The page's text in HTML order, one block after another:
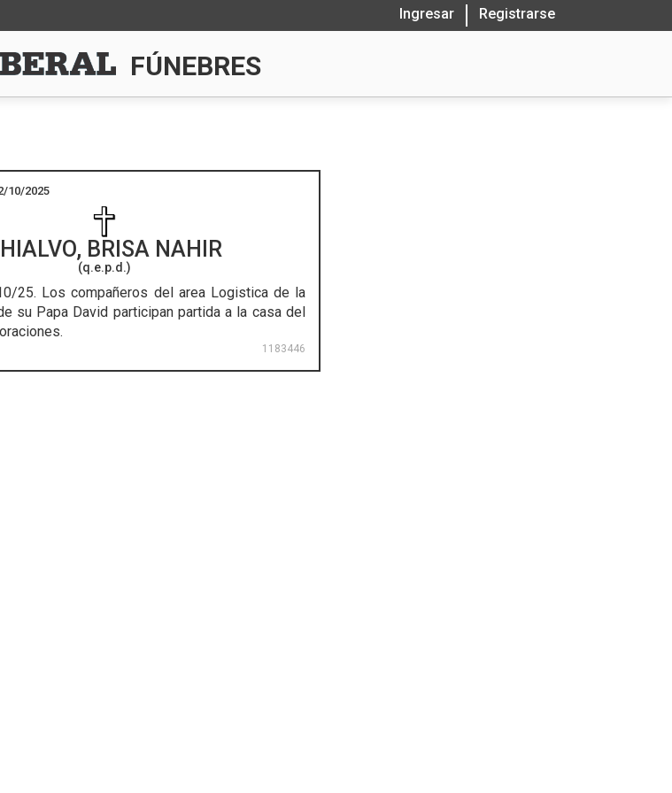
Ingresar Registrarse
FÚNEBRES
10/2025
BRISA NAHIR
(q.e.p.d.)
25. Los compañeros del area Logistica de la
su Papa David participan partida a la casa del
1183446